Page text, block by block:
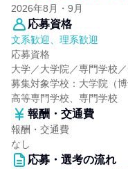
2026年8月・9月
応募資格
文系歓迎、理系歓迎
応募資格
大学／大学院／専門学校
募集対象学校：大学院（
高等専門学校、専門学校
報酬・交通費
報酬・交通費
なし
応募・選考の流れ